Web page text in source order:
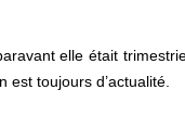
elle était
toujours d’actualité.